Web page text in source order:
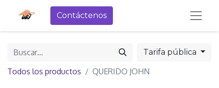
Contáctenos
Tarifa pública
Todos los productos QUERIDO JOHN